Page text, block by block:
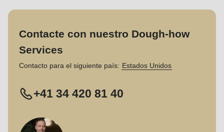
Contacte con nuestro Dough-how
Services
Contacto para el siguiente país: Estados Unidos
+41 34 420 81 40